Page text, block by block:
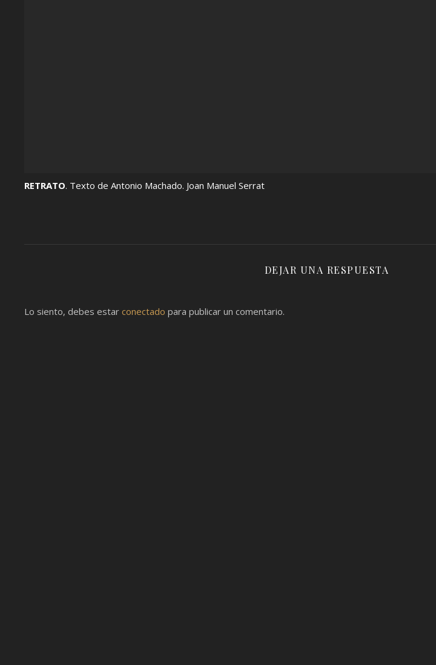
RETRATO. Texto de Antonio Machado. Joan Manuel Serrat
DEJAR UNA RESPUESTA
Lo siento, debes estar conectado para publicar un comentario.